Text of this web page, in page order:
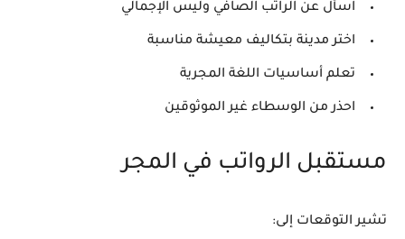
اسأل عن الراتب الصافي وليس الإجمالي
اختر مدينة بتكاليف معيشة مناسبة
تعلم أساسيات اللغة المجرية
احذر من الوسطاء غير الموثوقين
مستقبل الرواتب في المجر
تشير التوقعات إلى: